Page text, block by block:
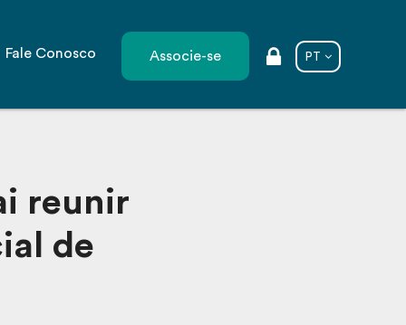
Fale Conosco Associe-se PT
reunir
de